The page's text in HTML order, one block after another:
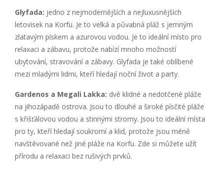
Glyfada: jedno z nejmodernějších a nejluxusnějších
letovisek na Korfu. Je to velká a půvabná pláž s jemným
zlatavým pískem a azurovou vodou. Je to ideální místo pro
relaxaci a zábavu, protože nabízí mnoho možností
ubytování, stravování a zábavy. Glyfada je také oblíbené
mezi mladými lidmi, kteří hledají noční život a party.
Gardenos a Megali Lakka: dvě klidné a nedotčené pláže
na jihozápadě ostrova. Jsou to dlouhé a široké písčité pláže
s křišťálovou vodou a stinnými stromy. Jsou to ideální místa
pro ty, kteří hledají soukromí a klid, protože jsou méně
navštěvované než jiné pláže na Korfu. Zde si můžete užít
přírodu a relaxaci bez rušivých prvků.